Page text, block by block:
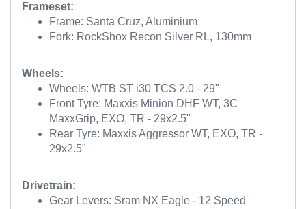
Frameset:
Frame: Santa Cruz, Aluminium
Fork: RockShox Recon Silver RL, 130mm
Wheels:
Wheels: WTB ST i30 TCS 2.0 - 29"
Front Tyre: Maxxis Minion DHF WT, 3C
MaxxGrip, EXO, TR - 29x2.5"
Rear Tyre: Maxxis Aggressor WT, EXO, TR -
29x2.5"
Drivetrain:
Gear Levers: Sram NX Eagle - 12 Speed